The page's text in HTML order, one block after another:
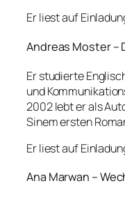
Er liest auf
Andreas Moster –
Er studierte
und
2002 lebt er als
Sinem ersten
Er liest auf
Ana Marwan –